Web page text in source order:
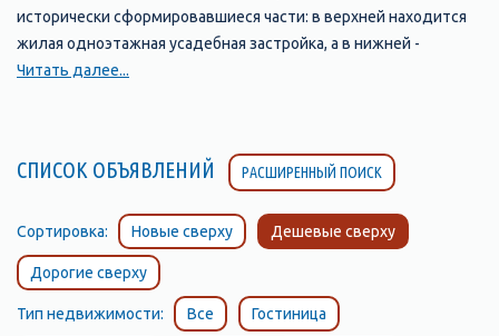
исторически сформировавшиеся части: в верхней находится
жилая одноэтажная усадебная застройка, а в нижней -
приморская курортная зона.
живописному виду скала объявлена памятником природы и
находится под охраной государства. Наибольше впечатление
поднимается на высоту 120 метров и образует мыс. Скала
сложена из спилитовых и кератоспилитовых порфиритов,
переслаивающихся туфов, с включениями из обломков
изверженных пород.
Читать далее...
СПИСОК ОБЪЯВЛЕНИЙ РАСШИРЕННЫЙ ПОИСК
Сортировка: Новые сверху Дешевые сверху
Дорогие сверху
Тип недвижимости: Все Гостиница